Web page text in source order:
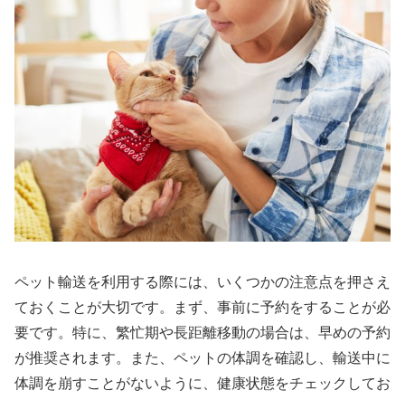
ペット輸送を利用する際には、いくつかの注意点を押さえ
ておくことが大切です。まず、事前に予約をすることが必
要です。特に、繁忙期や長距離移動の場合は、早めの予約
が推奨されます。また、ペットの体調を確認し、輸送中に
体調を崩すことがないように、健康状態をチェックしてお